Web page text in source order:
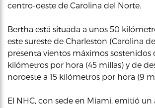
centro-oeste de Carolina del Norte.
Bertha está situada a unos 50
este sureste de Charleston (Carolina
presenta vientos máximos sostenidos
kilómetros por hora (45 millas) y de
noroeste a 15 kilómetros por hora (9
El NHC, con sede en Miami, emitió un